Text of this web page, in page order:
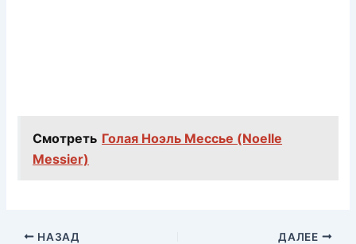
Смотреть Голая Ноэль Мессье (Noelle
Messier)
НАЗАД ДАЛЕЕ